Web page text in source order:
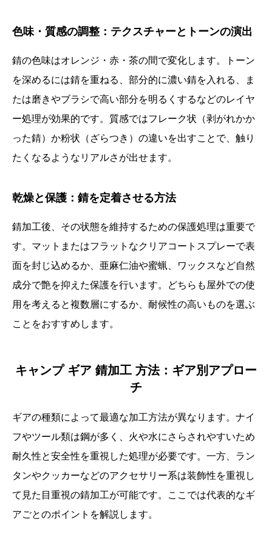
色味・質感の調整：テクスチャーとトーンの演出
錆の色味はオレンジ・赤・茶の間で変化します。トーン
を深めるには錆を重ねる、部分的に濃い錆を入れる、ま
たは磨きやブラシで高い部分を明るくするなどのレイヤ
ー処理が効果的です。質感ではフレーク状（剥がれかか
った錆）か粉状（ざらつき）の違いを出すことで、触り
たくなるようなリアルさが出せます。
乾燥と保護：錆を定着させる方法
錆加工後、その状態を維持するための保護処理は重要で
す。マットまたはフラットなクリアコートスプレーで表
面を封じ込めるか、亜麻仁油や蜜蝋、ワックスなど自然
成分で艶を抑えた保護を行います。どちらも屋外での使
用を考えると複数層にするか、耐候性の高いものを選ぶ
ことをおすすめします。
キャンプ ギア 錆加工 方法：ギア別アプロー
チ
ギアの種類によって最適な加工方法が異なります。ナイ
フやツール類は鋼が多く、火や水にさらされやすいため
耐久性と安全性を重視した処理が必要です。一方、ラン
タンやクッカーなどのアクセサリー系は装飾性を重視し
て見た目重視の錆加工が可能です。ここでは代表的なギ
アごとのポイントを解説します。